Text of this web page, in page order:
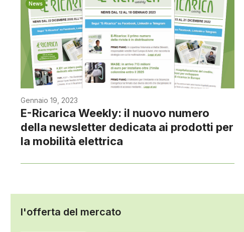
News
Gennaio 19, 2023
E-Ricarica Weekly: il nuovo numero
della newsletter dedicata ai prodotti per
la mobilità elettrica
l'offerta del mercato